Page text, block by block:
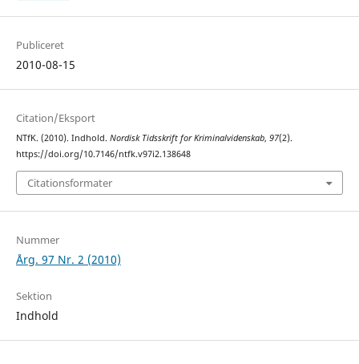
Publiceret
2010-08-15
Citation/Eksport
NTfK. (2010). Indhold. Nordisk Tidsskrift for Kriminalvidenskab, 97(2).
https://doi.org/10.7146/ntfk.v97i2.138648
Citationsformater
Nummer
Årg. 97 Nr. 2 (2010)
Sektion
Indhold